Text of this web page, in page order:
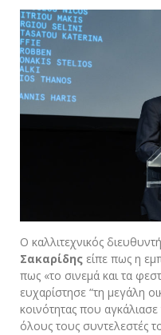
O καλλιτεχνικός
Σακαρίδης είπε πως η
πως «το σινεμά και τα
ευχαρίστησε “τη μεγάλη
κοινότητας που
όλους τους συντελεστές